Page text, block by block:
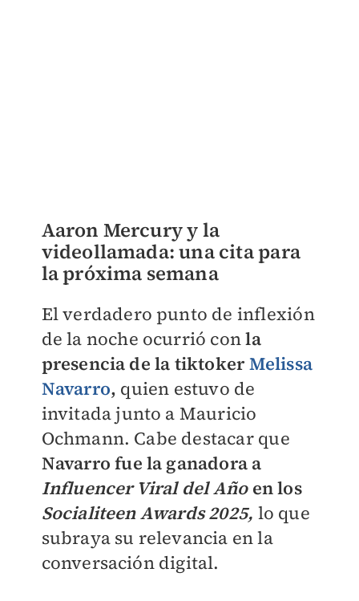
Aaron Mercury y la
videollamada: una cita para
la próxima semana
El verdadero punto de inflexión
de la noche ocurrió conla
presencia de la tiktokerMelissa
Navarro, quien estuvo de
invitada junto a Mauricio
Ochmann. Cabe destacar que
Navarro fue la ganadora a
Influencer Viral del Añoen los
Socialiteen Awards 2025, lo que
subraya su relevancia en la
conversación digital.